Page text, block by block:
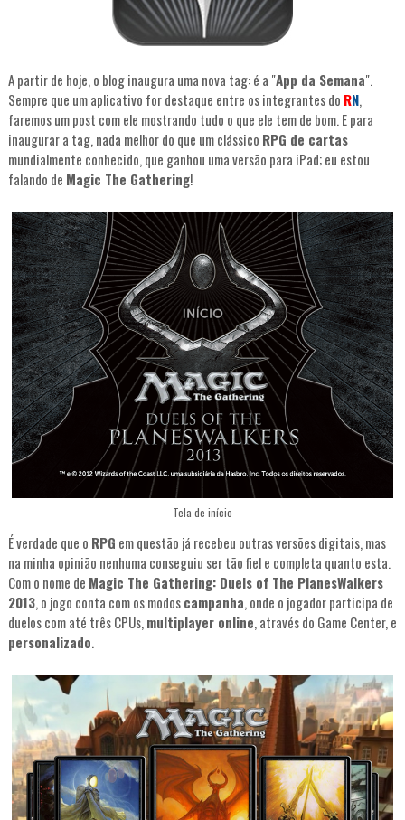
A partir de hoje, o blog inaugura uma nova tag: é a "App da Semana".
Sempre que um aplicativo for destaque entre os integrantes do RN,
faremos um post com ele mostrando tudo o que ele tem de bom. E para
inaugurar a tag, nada melhor do que um clássico RPG de cartas
mundialmente conhecido, que ganhou uma versão para iPad; eu estou
falando de Magic The Gathering!
Tela de início
É verdade que o RPG em questão já recebeu outras versões digitais, mas
na minha opinião nenhuma conseguiu ser tão fiel e completa quanto esta.
Com o nome de Magic The Gathering: Duels of The PlanesWalkers
2013, o jogo conta com os modoscampanha, onde o jogador participa de
duelos com até três CPUs, multiplayer online, através do Game Center, e
personalizado.